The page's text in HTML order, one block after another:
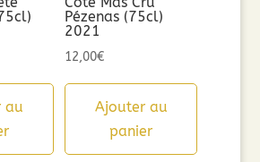
au
Pézenas (75cl)
2021
12,00€
Ajouter au
panier